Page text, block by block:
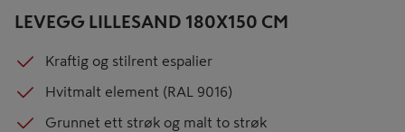
LEVEGG LILLESAND 180X150 CM
Kraftig og stilrent espalier
Hvitmalt element (RAL 9016)
Grunnet ett strøk og malt to strøk